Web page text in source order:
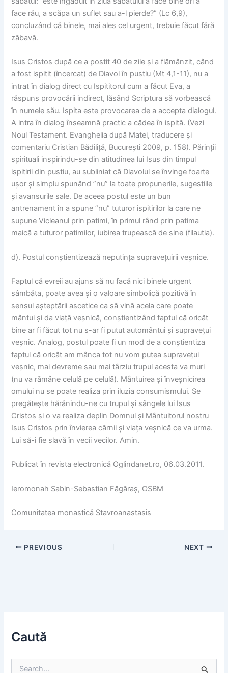
face rău, a scăpa un suflet sau a-l pierde?” (Lc 6,9),
concluzând că binele, mai ales cel urgent, trebuie făcut fără
zăbavă.
Isus Cristos după ce a postit 40 de zile și a flămânzit, când
a fost ispitit (încercat) de Diavol în pustiu (Mt 4,1-11), nu a
intrat în dialog direct cu Ispititorul cum a făcut Eva, a
răspuns provocării indirect, lăsând Scriptura să vorbească
în numele său. Ispita este provocarea de a accepta dialogul.
A intra în dialog înseamnă practic a cădea în ispită. (Vezi
Noul Testament. Evanghelia după Matei, traducere și
comentariu Cristian Bădiliță, București 2009, p. 158). Părinții
spirituali inspirindu-se din atitudinea lui Isus din timpul
ispitirii din pustiu, au subliniat că Diavolul se învinge foarte
ușor și simplu spunând ”nu” la toate propunerile, sugestiile
și avansurile sale. De aceea postul este un bun
antrenament în a spune ”nu” tuturor ispitirilor la care ne
supune Vicleanul prin patimi, în primul rând prin patima
maică a tuturor patimilor, iubirea trupească de sine (filautia).
d). Postul conștientizează neputința supravețuirii veșnice.
Faptul că evreii au ajuns să nu facă nici binele urgent
sâmbăta, poate avea și o valoare simbolică pozitivă în
sensul așteptării ascetice ca să vină acela care poate
mântui și da viață veșnică, conștientizând faptul că oricât
bine ar fi făcut tot nu s-ar fi putut automântui și supravețui
veșnic. Analog, postul poate fi un mod de a conștientiza
faptul că oricât am mânca tot nu vom putea supravețui
veșnic, mai devreme sau mai târziu trupul acesta va muri
(nu va rămâne celulă pe celulă). Mântuirea și înveșnicirea
omului nu se poate realiza prin iluzia consumismului. Se
pregătește hărănindu-ne cu trupul și sângele lui Isus
Cristos și o va realiza deplin Domnul și Mântuitorul nostru
Isus Cristos prin învierea cărnii și viața veșnică ce va urma.
Lui să-i fie slavă în vecii vecilor. Amin.
Publicat în revista electronică Oglindanet.ro, 06.03.2011.
Ieromonah Sabin-Sebastian Făgăraș, OSBM
Comunitatea monastică Stavroanastasis
PREVIOUS NEXT
Caută